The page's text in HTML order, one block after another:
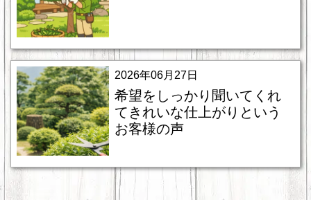
2026年06月27日
希望をしっかり聞いてくれ
てきれいな仕上がりという
お客様の声